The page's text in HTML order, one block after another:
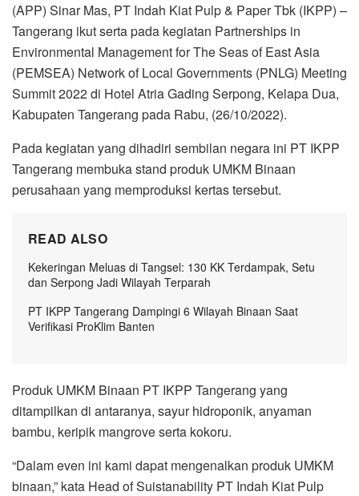
(APP) Sinar Mas, PT Indah Kiat Pulp & Paper Tbk (IKPP) –
Tangerang ikut serta pada kegiatan Partnerships in
Environmental Management for The Seas of East Asia
(PEMSEA) Network of Local Governments (PNLG) Meeting
Summit 2022 di Hotel Atria Gading Serpong, Kelapa Dua,
Kabupaten Tangerang pada Rabu, (26/10/2022).
Pada kegiatan yang dihadiri sembilan negara ini PT IKPP
Tangerang membuka stand produk UMKM Binaan
perusahaan yang memproduksi kertas tersebut.
READ ALSO
Kekeringan Meluas di Tangsel: 130 KK Terdampak, Setu
dan Serpong Jadi Wilayah Terparah
PT IKPP Tangerang Dampingi 6 Wilayah Binaan Saat
Verifikasi ProKlim Banten
Produk UMKM Binaan PT IKPP Tangerang yang
ditampilkan di antaranya, sayur hidroponik, anyaman
bambu, keripik mangrove serta kokoru.
“Dalam even ini kami dapat mengenalkan produk UMKM
binaan,” kata Head of Suistanability PT Indah Kiat Pulp